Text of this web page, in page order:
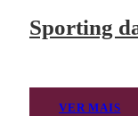
Sporting
VER MAIS